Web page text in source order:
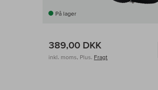
På lager
389,00 DKK
inkl. moms, Plus. Fragt